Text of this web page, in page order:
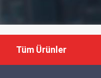
Tüm Ürünler